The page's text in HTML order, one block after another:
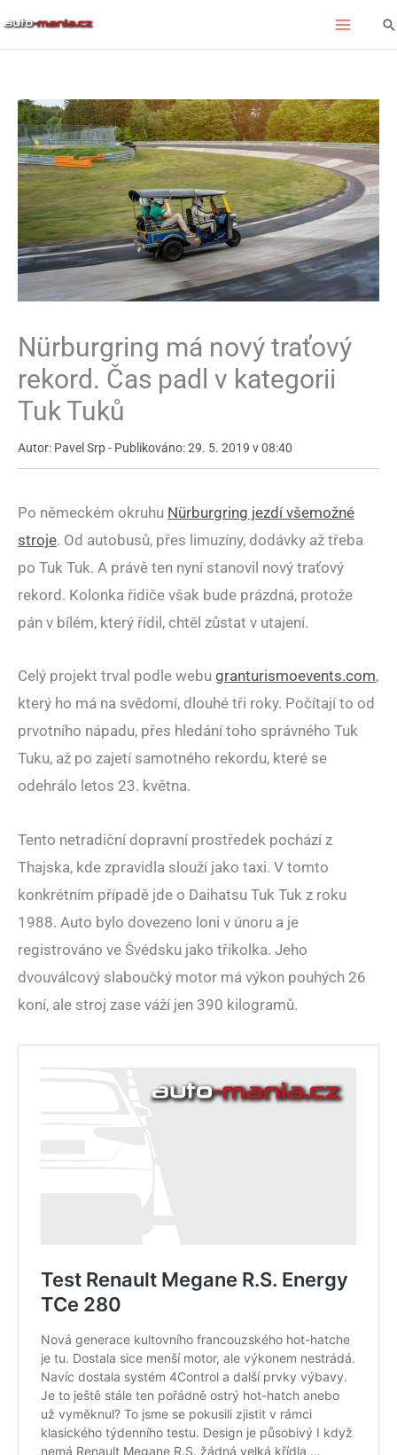
Nürburgring má nový traťový
rekord. Čas padl v kategorii
Tuk Tuků
Autor: Pavel Srp - Publikováno: 29. 5. 2019 v 08:40
Po německém okruhu Nürburgring jezdí všemožné
stroje. Od autobusů, přes limuzíny, dodávky až třeba
po Tuk Tuk. A právě ten nyní stanovil nový traťový
rekord. Kolonka řidiče však bude prázdná, protože
pán v bílém, který řídil, chtěl zůstat v utajení.
Celý projekt trval podle webu granturismoevents.com,
který ho má na svědomí, dlouhé tři roky. Počítají to od
prvotního nápadu, přes hledání toho správného Tuk
Tuku, až po zajetí samotného rekordu, které se
odehrálo letos 23. května.
Tento netradiční dopravní prostředek pochází z
Thajska, kde zpravidla slouží jako taxi. V tomto
konkrétním případě jde o Daihatsu Tuk Tuk z roku
1988. Auto bylo dovezeno loni v únoru a je
registrováno ve Švédsku jako tříkolka. Jeho
dvouválcový slaboučký motor má výkon pouhých 26
koní, ale stroj zase váží jen 390 kilogramů.